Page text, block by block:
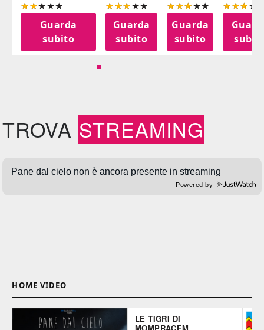
Guarda
subito
Guarda
subito
Guarda
subito
TROVA STREAMING
Powered by
HOME VIDEO
LE TIGRI DI